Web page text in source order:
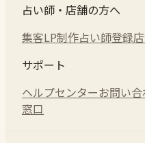
占い師・店舗の方へ
集客LP制作占い師登録
サポート
ヘルプセンターお問い
窓口